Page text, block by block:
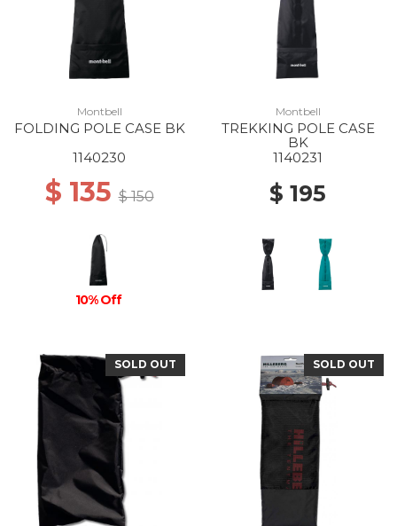
Montbell
FOLDING POLE CASE BK
1140230
$ 135$ 150
10% Off
Montbell
TREKKING POLE CASE
BK
1140231
$ 195
SOLD OUT SOLD OUT